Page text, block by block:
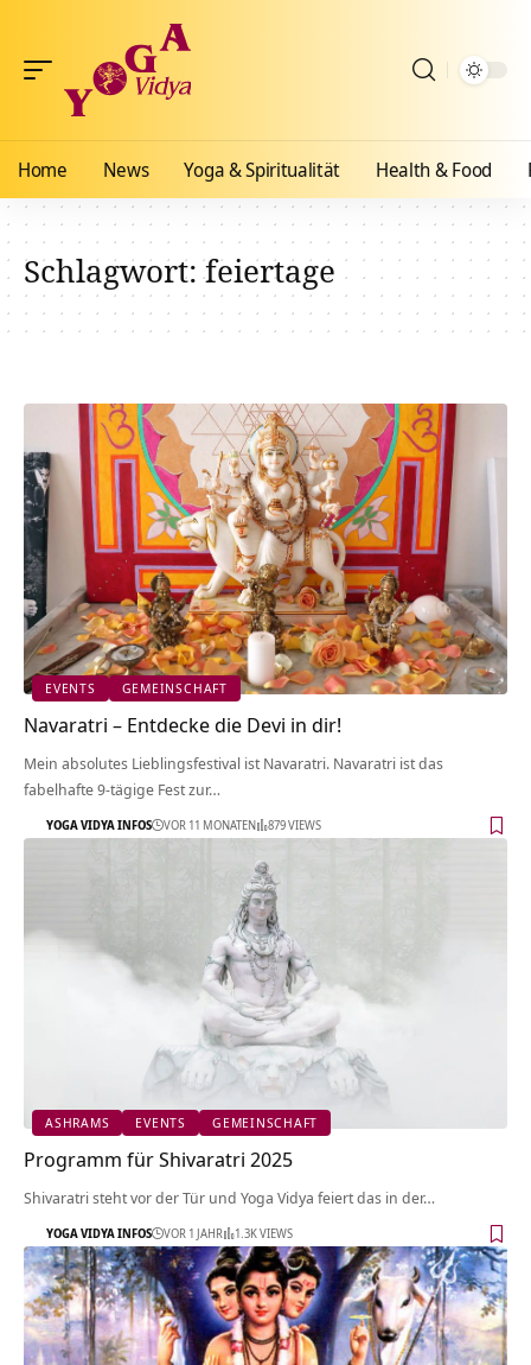
Home News Yoga & Spiritualität Health & Food
Schlagwort:feiertage
EVENTS GEMEINSCHAFT
Navaratri – Entdecke die Devi in dir!
Mein absolutes Lieblingsfestival ist Navaratri. Navaratri ist das
fabelhafte 9-tägige Fest zur…
YOGA VIDYA INFOS VOR 11 MONATEN 879 VIEWS
ASHRAMS EVENTS GEMEINSCHAFT
Programm für Shivaratri 2025
Shivaratri steht vor der Tür und Yoga Vidya feiert das in der…
YOGA VIDYA INFOS VOR 1 JAHR 1.3K VIEWS